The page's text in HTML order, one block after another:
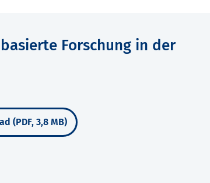
Forschung in der
(PDF, 3,8 MB)